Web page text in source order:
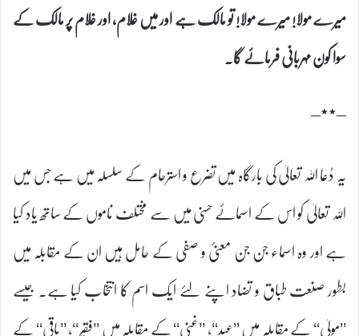
میرے مولا! میرے مولا! تو مالک ہے اور میں غلام، اور غلام پر مالک کے
سوا کون مہربانی فرمائے گا۔
–٭٭–
یہ دُعا اللہ تعالیٰ کی بارگاہ میں تضرع و استرحام کے سلسلہ میں ہے جس میں
اللہ تعالیٰ کو اس کے اسمائے حسنی میں سے مختلف ناموں کے ساتھ یاد کیا
ہے اور وہ اسماء جن جن معنیٔ و صفی کے حامل ہیں ان کے مقابلہ میں
بطور صنعت طباق و تضاد اپنے لئے ایک اسم کا انتخاب کیا ہے۔ جیسے
’’مولیٰ‘‘ کے مقابلہ میں ’’عبد‘‘، ’’غنی‘‘ کے مقابلہ میں ’’فقیر‘‘، ’’باقی‘‘ کے